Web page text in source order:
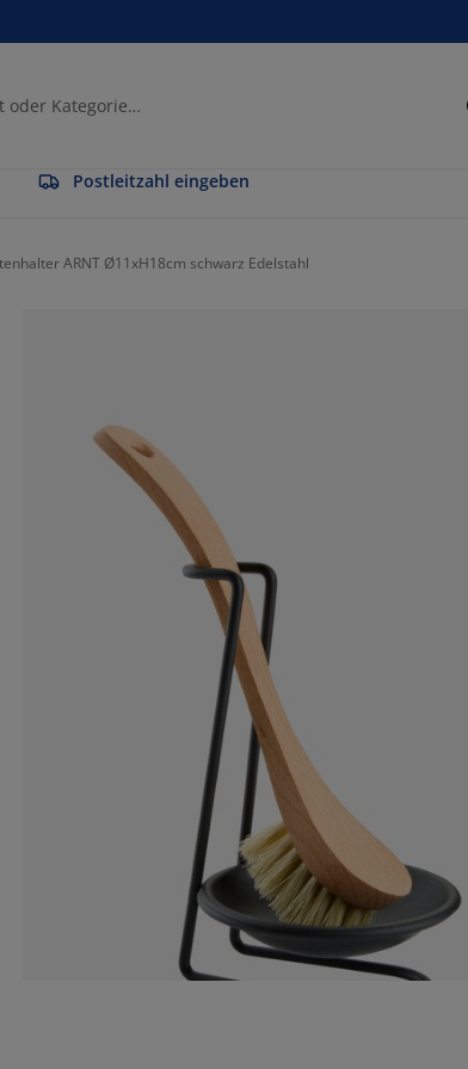
Postleitzahl eingeben
ARNT Ø11xH18cm schwarz Edelstahl